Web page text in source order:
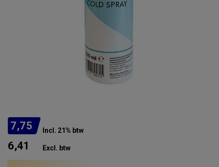
7,75 Incl. 21% btw
6,41 Excl. btw